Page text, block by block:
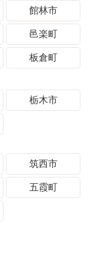
館林市
邑楽町
板倉町
栃木市
筑西市
五霞町